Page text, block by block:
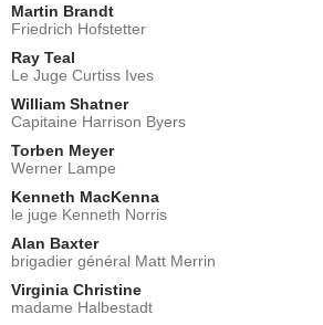
Martin Brandt
Friedrich Hofstetter
Ray Teal
Le Juge Curtiss Ives
William Shatner
Capitaine Harrison Byers
Torben Meyer
Werner Lampe
Kenneth MacKenna
le juge Kenneth Norris
Alan Baxter
brigadier général Matt Merrin
Virginia Christine
madame Halbestadt